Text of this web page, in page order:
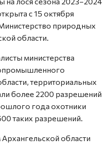
с 15 октября
природных
области.
министерства
территориальных
более 2200 разрешений
года охотники
таких разрешений.
области